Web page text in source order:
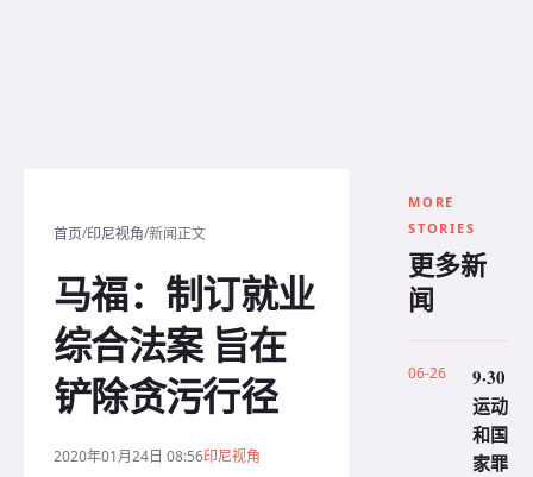
首页/印尼视角/新闻正文
马福：制订就业
综合法案 旨在
铲除贪污行径
2020年01月24日 08:56印尼视角
MORE
STORIES
更多新
闻
06-26
9·30
运动
和国
家罪